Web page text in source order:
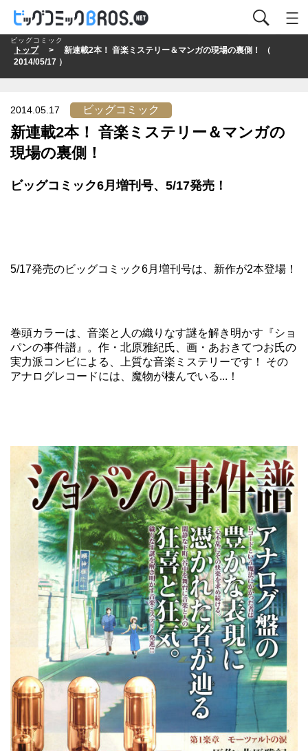
トップ> 新連載2本！ 音楽ミステリー＆マンガの現場の裏側！ （
2014/05/17 ）
ビッグコミック
2014.05.17
新連載2本！ 音楽ミステリー＆マンガの
現場の裏側！
ビッグコミック
ビッグコミック6月増刊号、5/17発売！
5/17発売のビッグコミック6月増刊号は、新作が2本登場！
巻頭カラーは、音楽と人の織りなす謎を解き明かす『ショ
パンの事件譜』。作・北原雅紀氏、画・あおきてつお氏の
実力派コンビによる、上質な音楽ミステリーです！ その
アナログレコードには、魔物が棲んでいる...！